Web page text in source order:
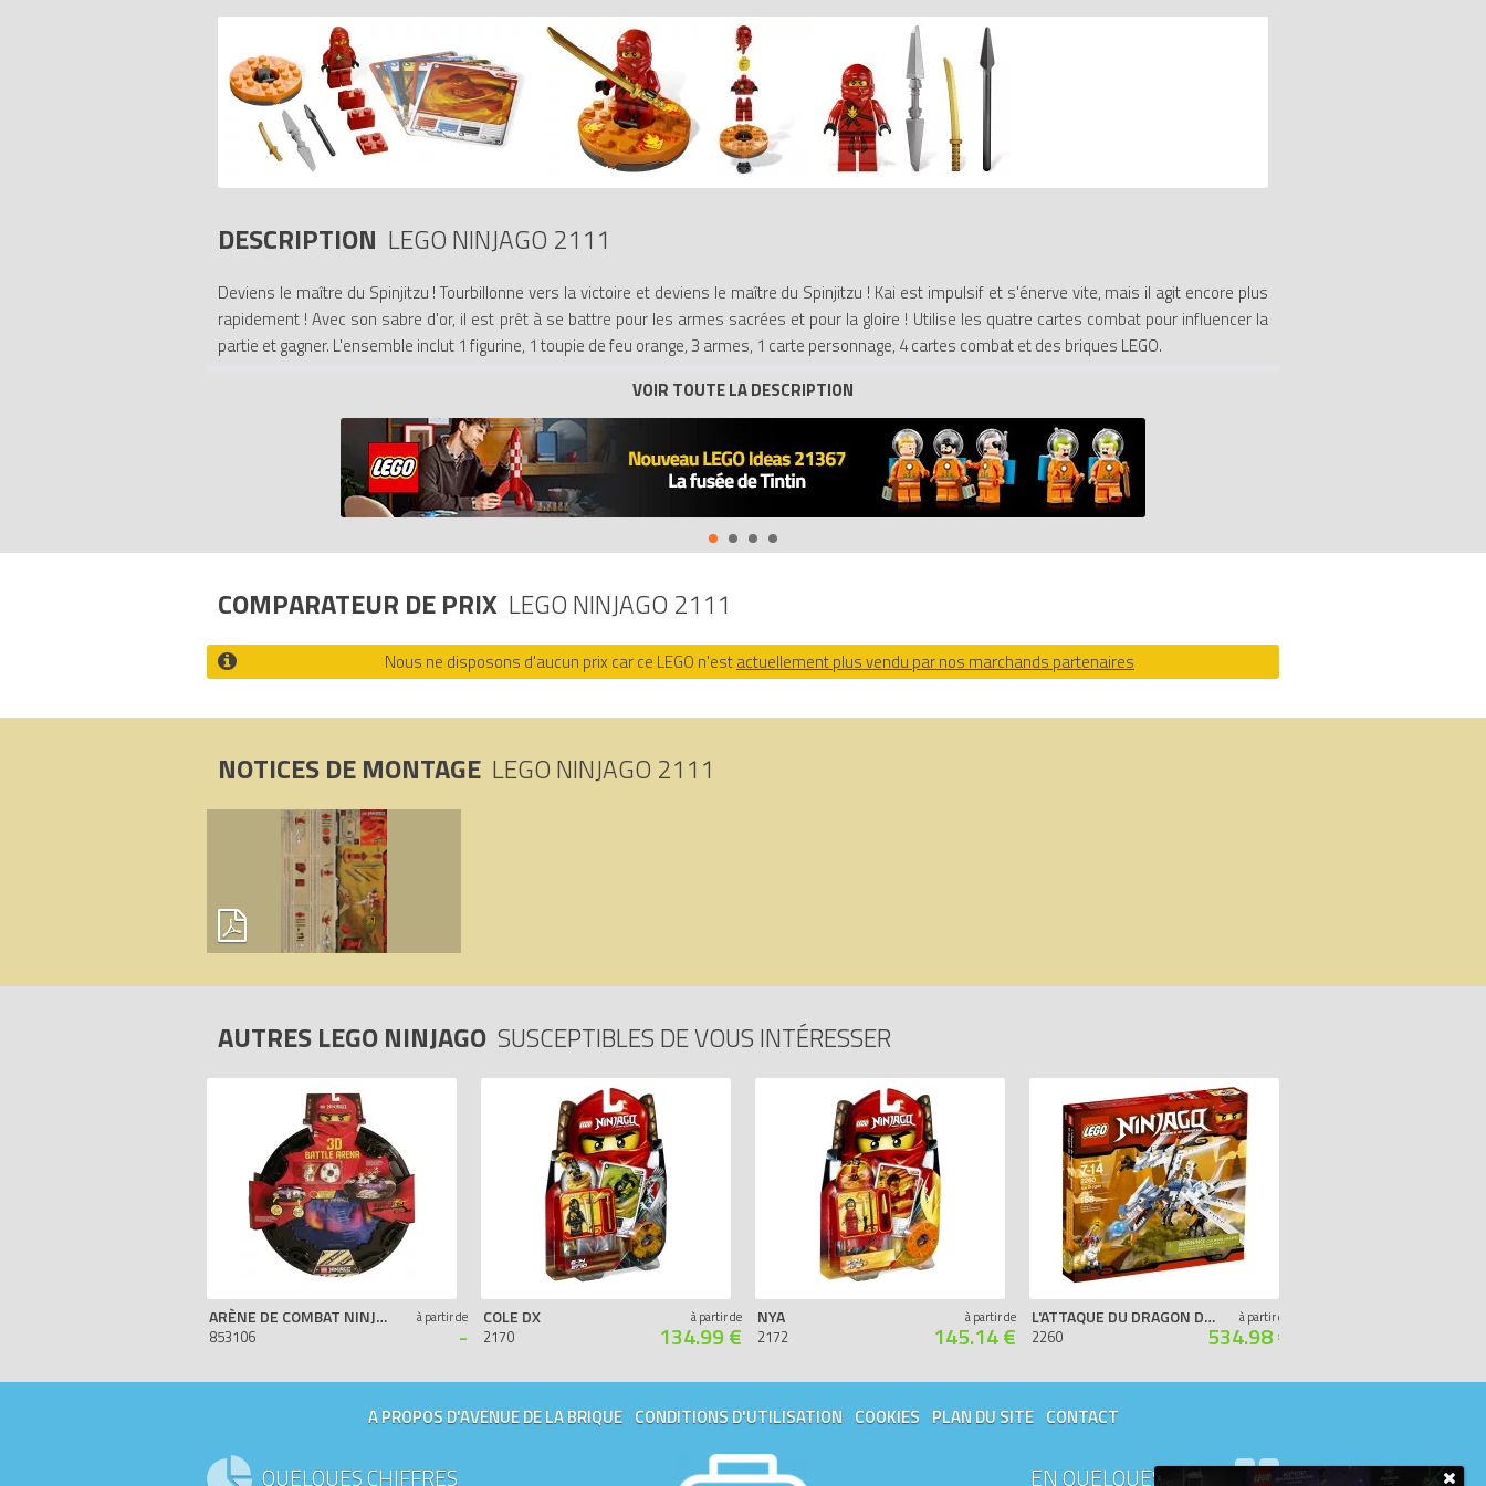
DESCRIPTION LEGO NINJAGO 2111
Deviens le maître du Spinjitzu ! Tourbillonne vers la victoire et deviens le maître du Spinjitzu ! Kai est impulsif et s'énerve vite, mais il agit encore plus
rapidement ! Avec son sabre d'or, il est prêt à se battre pour les armes sacrées et pour la gloire ! Utilise les quatre cartes combat pour influencer la
partie et gagner. L'ensemble inclut 1 figurine, 1 toupie de feu orange, 3 armes, 1 carte personnage, 4 cartes combat et des briques LEGO.
- Mesure-toi à tes amis !
- Fais tourbillonner Kai sur la toupie de feu orange !
-Collectionne tous les ensembles de combat Ninjago !
- Kai mesure plus de 5 cm
Codes EAN du LEGO Ninjago 2111 : 5702014732728, 0673419143790.
COMPARATEUR DE PRIX LEGO NINJAGO 2111
Nous ne disposons d'aucun prix car ce LEGO n'estactuellement plus vendu par nos marchands partenaires
NOTICES DE MONTAGE LEGO NINJAGO 2111
AUTRES LEGO NINJAGO SUSCEPTIBLES DE VOUS INTÉRESSER
ARÈNE DE COMBAT NINJAGO
853106
à partir de
-
COLE DX
2170
à partir de
134.99 €
NYA
2172
à partir de
145.14 €
L'ATTAQUE DU DRAGON DE GLACE
2260
à partir de
534.98 €
A PROPOS D'AVENUE DE LA BRIQUE CONDITIONS D'UTILISATION COOKIES PLAN DU SITE CONTACT
EN QUELQUES MOTS
QUELQUES CHIFFRES